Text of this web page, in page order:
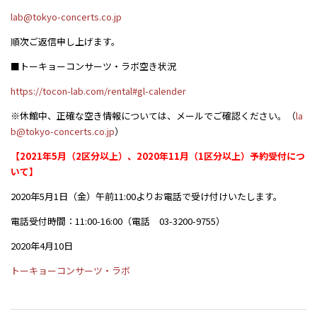
lab@tokyo-concerts.co.jp
順次ご返信申し上げます。
■トーキョーコンサーツ・ラボ空き状況
https://tocon-lab.com/rental#gl-calender
※休館中、正確な空き情報については、メールでご確認ください。（la
b@tokyo-concerts.co.jp）
【2021年5月（2区分以上）、2020年11月（1区分以上）予約受付につ
いて】
2020年5月1日（金）午前11:00よりお電話で受け付けいたします。
電話受付時間：11:00-16:00（電話 03-3200-9755）
2020年4月10日
トーキョーコンサーツ・ラボ